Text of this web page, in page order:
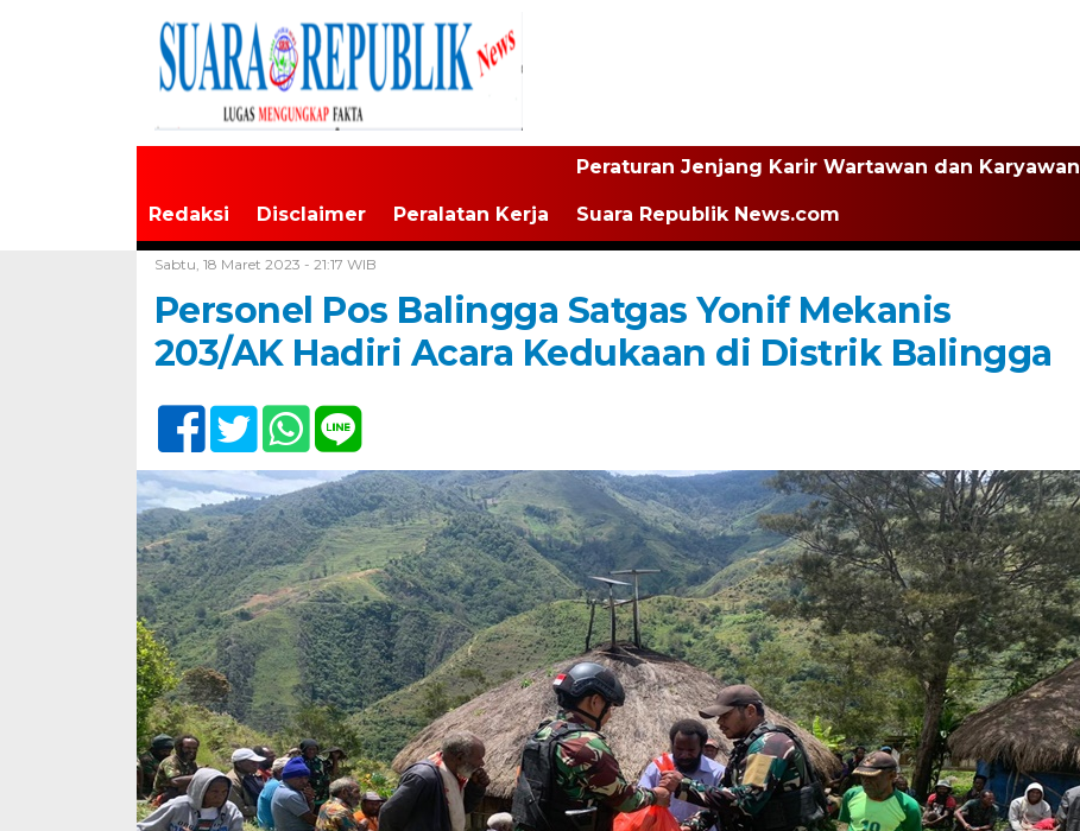
Redaksi Disclaimer Peralatan Kerja
Peraturan Jenjang Karir Wartawan dan Karyawan
Suara Republik News.com
Sabtu, 18 Maret 2023 - 21:17 WIB
Personel Pos Balingga Satgas Yonif Mekanis
203/AK Hadiri Acara Kedukaan di Distrik Balingga